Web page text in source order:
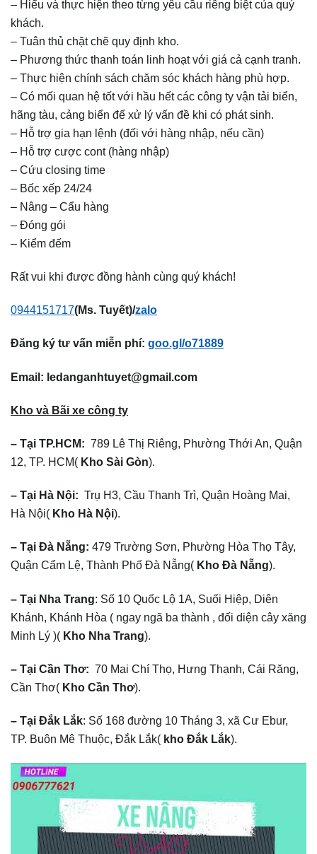
– Hiểu và thực hiện theo từng yêu cầu riêng biệt của quý
khách.
– Tuân thủ chặt chẽ quy định kho.
– Phương thức thanh toán linh hoạt với giá cả cạnh tranh.
– Thực hiện chính sách chăm sóc khách hàng phù hợp.
– Có mối quan hệ tốt với hầu hết các công ty vận tải biển,
hãng tàu, cảng biển để xử lý vấn đề khi có phát sinh.
– Hỗ trợ gia hạn lệnh (đối với hàng nhập, nếu cần)
– Hỗ trợ cược cont (hàng nhập)
– Cứu closing time
– Bốc xếp 24/24
– Nâng – Cẩu hàng
– Đóng gói
– Kiểm đếm
Rất vui khi được đồng hành cùng quý khách!
0944151717(Ms. Tuyết)/zalo
Đăng ký tư vấn miễn phí: goo.gl/o71889
Email: ledanganhtuyet@gmail.com
Kho và Bãi xe công ty
– Tại TP.HCM: 789 Lê Thị Riêng, Phường Thới An, Quận
12, TP. HCM( Kho Sài Gòn).
– Tại Hà Nội: Trụ H3, Cầu Thanh Trì, Quận Hoàng Mai,
Hà Nội( Kho Hà Nội).
– Tại Đà Nẵng: 479 Trường Sơn, Phường Hòa Thọ Tây,
Quận Cẩm Lệ, Thành Phố Đà Nẵng( Kho Đà Nẵng).
– Tại Nha Trang: Số 10 Quốc Lộ 1A, Suối Hiệp, Diên
Khánh, Khánh Hòa ( ngay ngã ba thành , đối diện cây xăng
Minh Lý )( Kho Nha Trang).
– Tại Cần Thơ: 70 Mai Chí Thọ, Hưng Thạnh, Cái Răng,
Cần Thơ( Kho Cần Thơ).
– Tại Đắk Lắk: Số 168 đường 10 Tháng 3, xã Cư Ebur,
TP. Buôn Mê Thuộc, Đắk Lắk( kho Đắk Lắk).